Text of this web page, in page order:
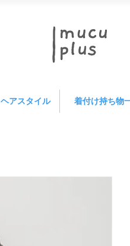
ヘアスタイル 着付け持ち物